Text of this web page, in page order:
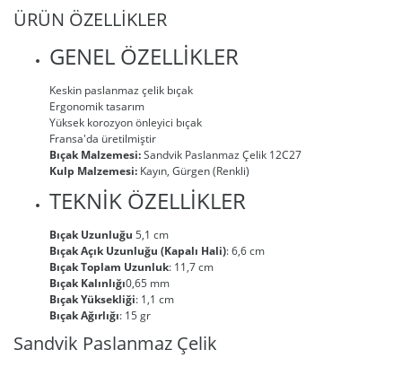
ÜRÜN ÖZELLİKLER
GENEL ÖZELLİKLER
Keskin paslanmaz çelik bıçak
Ergonomik tasarım
Yüksek korozyon önleyici bıçak
Fransa'da üretilmiştir
Bıçak Malzemesi:Sandvik Paslanmaz Çelik 12C27
Kulp Malzemesi: Kayın, Gürgen (Renkli)
TEKNİK ÖZELLİKLER
Bıçak Uzunluğu 5,1 cm
Bıçak Açık Uzunluğu (Kapalı Hali): 6,6 cm
Bıçak Toplam Uzunluk: 11,7 cm
Bıçak Kalınlığı0,65 mm
Bıçak Yüksekliği: 1,1 cm
Bıçak Ağırlığı: 15 gr
Sandvik Paslanmaz Çelik